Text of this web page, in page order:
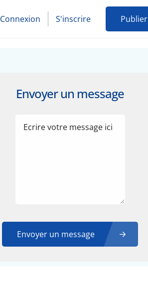
Connexion S'inscrire Publier
Envoyer un message
Envoyer un message